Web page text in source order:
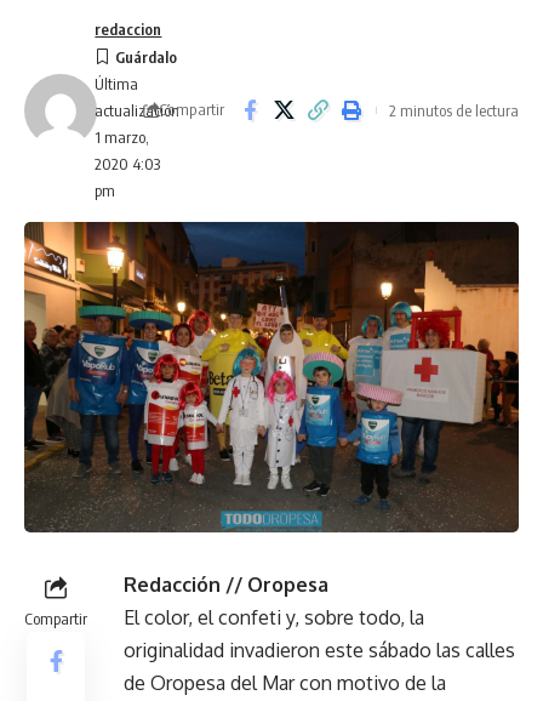
Última
actualización
1 marzo,
2020 4:03
pm
redaccion
Compartir 2 minutos de lectura
Compartir
Redacción // Oropesa
El color, el confeti y, sobre todo, la
originalidad invadieron este sábado las calles
de Oropesa del Mar con motivo de la